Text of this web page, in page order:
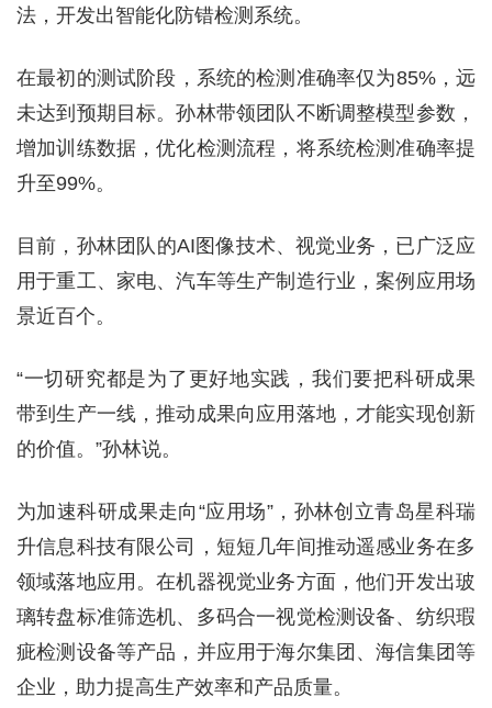
法，开发出智能化防错检测系统。
在最初的测试阶段，系统的检测准确率仅为85%，远
未达到预期目标。孙林带领团队不断调整模型参数，
增加训练数据，优化检测流程，将系统检测准确率提
升至99%。
目前，孙林团队的AI图像技术、视觉业务，已广泛应
用于重工、家电、汽车等生产制造行业，案例应用场
景近百个。
“一切研究都是为了更好地实践，我们要把科研成果
带到生产一线，推动成果向应用落地，才能实现创新
的价值。”孙林说。
为加速科研成果走向“应用场”，孙林创立青岛星科瑞
升信息科技有限公司，短短几年间推动遥感业务在多
领域落地应用。在机器视觉业务方面，他们开发出玻
璃转盘标准筛选机、多码合一视觉检测设备、纺织瑕
疵检测设备等产品，并应用于海尔集团、海信集团等
企业，助力提高生产效率和产品质量。